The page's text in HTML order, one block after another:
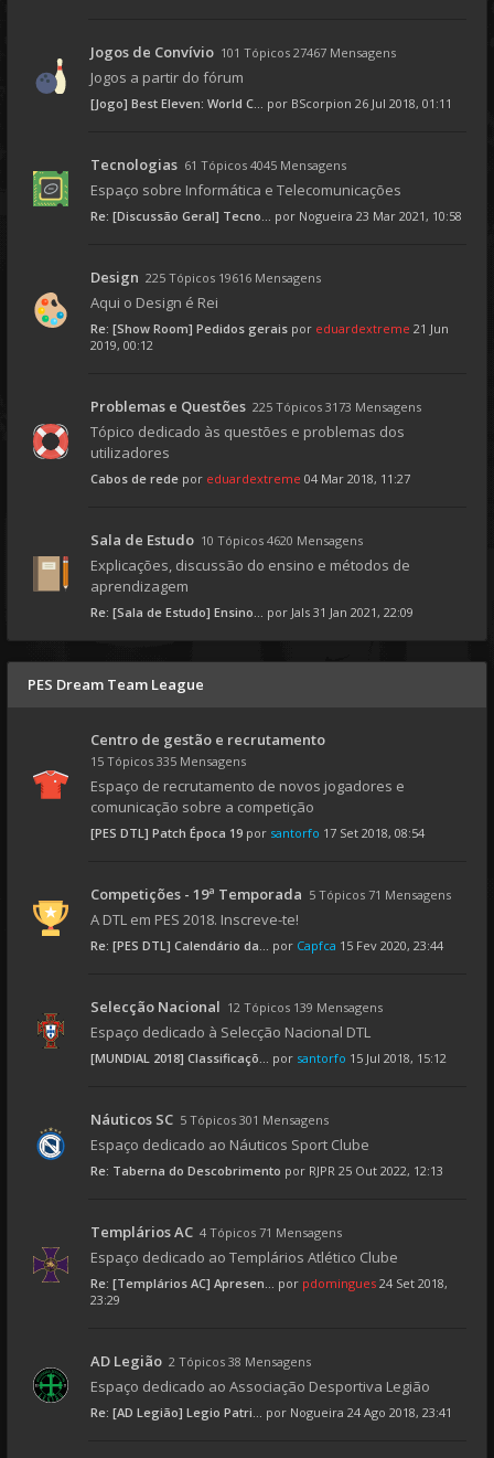
Jogos de Convívio 101 Tópicos 27467 Mensagens
Jogos a partir do fórum
[Jogo] Best Eleven: World C... por BScorpion 26 Jul 2018, 01:11
Tecnologias 61 Tópicos 4045 Mensagens
Espaço sobre Informática e Telecomunicações
Re: [Discussão Geral] Tecno... por Nogueira 23 Mar 2021, 10:58
Design 225 Tópicos 19616 Mensagens
Aqui o Design é Rei
Re: [Show Room] Pedidos gerais por eduardextreme 21 Jun
2019, 00:12
Problemas e Questões 225 Tópicos 3173 Mensagens
Tópico dedicado às questões e problemas dos
utilizadores
Cabos de rede por eduardextreme 04 Mar 2018, 11:27
Sala de Estudo 10 Tópicos 4620 Mensagens
Explicações, discussão do ensino e métodos de
aprendizagem
Re: [Sala de Estudo] Ensino... por Jals 31 Jan 2021, 22:09
PES Dream Team League
Centro de gestão e recrutamento
15 Tópicos 335 Mensagens
Espaço de recrutamento de novos jogadores e
comunicação sobre a competição
[PES DTL] Patch Época 19 por santorfo 17 Set 2018, 08:54
Competições - 19ª Temporada 5 Tópicos 71 Mensagens
A DTL em PES 2018. Inscreve-te!
Re: [PES DTL] Calendário da... por Capfca 15 Fev 2020, 23:44
Selecção Nacional 12 Tópicos 139 Mensagens
Espaço dedicado à Selecção Nacional DTL
[MUNDIAL 2018] Classificaçõ... por santorfo 15 Jul 2018, 15:12
Náuticos SC 5 Tópicos 301 Mensagens
Espaço dedicado ao Náuticos Sport Clube
Re: Taberna do Descobrimento por RJPR 25 Out 2022, 12:13
Templários AC 4 Tópicos 71 Mensagens
Espaço dedicado ao Templários Atlético Clube
Re: [Templários AC] Apresen... por pdomingues 24 Set 2018,
23:29
AD Legião 2 Tópicos 38 Mensagens
Espaço dedicado ao Associação Desportiva Legião
Re: [AD Legião] Legio Patri... por Nogueira 24 Ago 2018, 23:41